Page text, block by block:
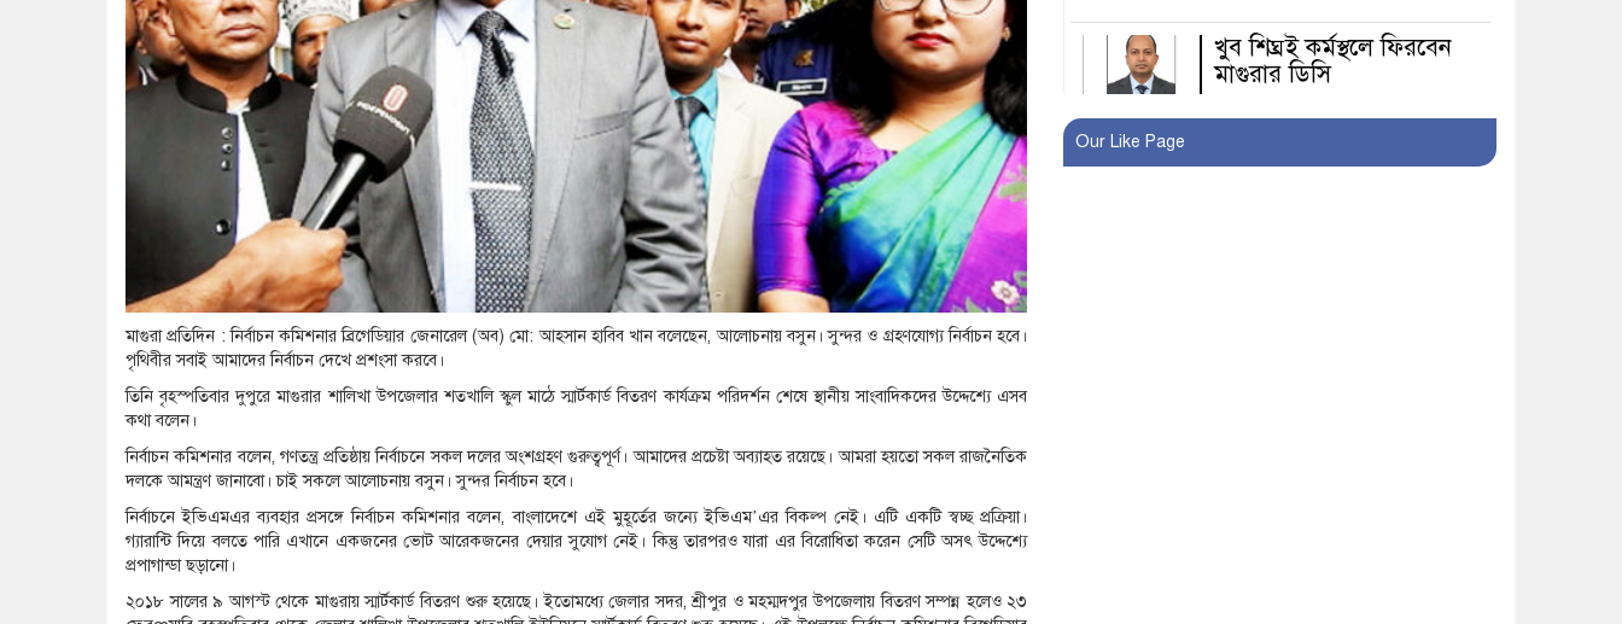
মাগুরা প্রতিদিন : নির্বাচন কমিশনার ব্রিগেডিয়ার জেনারেল (অব) মো: আহসান হাবিব খান বলেছেন, আলোচনায় বসুন। সুন্দর ও গ্রহণযোগ্য নির্বাচন হবে।
পৃথিবীর সবাই আমাদের নির্বাচন দেখে প্রশংসা করবে।
তিনি বৃহস্পতিবার দুপুরে মাগুরার শালিখা উপজেলার শতখালি স্কুল মাঠে স্মার্টকার্ড বিতরণ কার্যক্রম পরিদর্শন শেষে স্থানীয় সাংবাদিকদের উদ্দেশ্যে এসব
কথা বলেন।
নির্বাচন কমিশনার বলেন, গণতন্ত্র প্রতিষ্ঠায় নির্বাচনে সকল দলের অংশগ্রহণ গুরুত্বপূর্ণ। আমাদের প্রচেষ্টা অব্যাহত রয়েছে। আমরা হয়তো সকল রাজনৈতিক
দলকে আমন্ত্রণ জানাবো। চাই সকলে আলোচনায় বসুন। সুন্দর নির্বাচন হবে।
নির্বাচনে ইভিএমএর ব্যবহার প্রসঙ্গে নির্বাচন কমিশনার বলেন, বাংলাদেশে এই মুহূর্তের জন্যে ইভিএম’এর বিকল্প নেই। এটি একটি স্বচ্ছ প্রক্রিয়া।
গ্যারান্টি দিয়ে বলতে পারি এখানে একজনের ভোট আরেকজনের দেয়ার সুযোগ নেই। কিন্তু তারপরও যারা এর বিরোধিতা করেন সেটি অসৎ উদ্দেশ্যে
প্রপাগান্ডা ছড়ানো।
২০১৮ সালের ৯ আগস্ট থেকে মাগুরায় স্মার্টকার্ড বিতরণ শুরু হয়েছে। ইতোমধ্যে জেলার সদর, শ্রীপুর ও মহম্মদপুর উপজেলায় বিতরণ সম্পন্ন হলেও ২৩
খুব শিঘ্রই কর্মস্থলে ফিরবেন
মাগুরার ডিসি
ক্লোজ
Our Like Page